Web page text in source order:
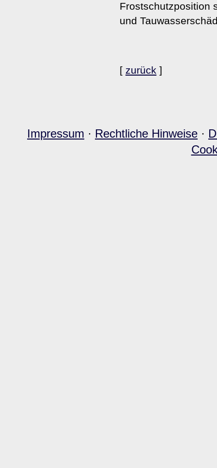
Frostschutzposition
und
[ zurück ]
Impressum · Rechtliche Hinweise ·